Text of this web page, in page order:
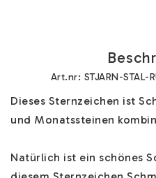
Art.nr: STJARN-STAL-
Dieses Sternzeichen ist
und Monatssteinen
Natürlich ist ein schönes